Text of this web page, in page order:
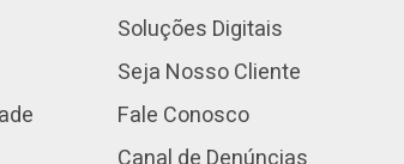
Soluções Digitais
Seja Nosso Cliente
Fale Conosco